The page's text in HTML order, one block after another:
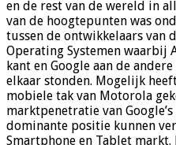
en de rest van de wereld in
van de hoogtepunten was
tussen de ontwikkelaars van
Operating Systemen waarbij
kant en Google aan de
elkaar stonden. Mogelijk
mobiele tak van Motorola
marktpenetratie van
dominante positie kunnen
Smartphone en Tablet markt.